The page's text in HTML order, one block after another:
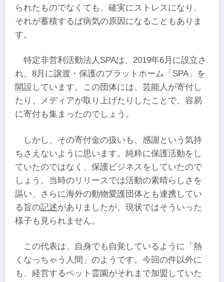
られたものでなくても、確実にストレスになり、
それが蓄積するば病気の原因になることもありま
す。
特定非営利活動法人SPAは、2019年6月に設立さ
れ、8月に譲渡・保護のプラットホーム「SPA」を
開設しています。この団体には、芸能人が寄付し
たり、メディアが取り上げたりしたことで、容易
に寄付も集まったのでしょう。
しかし、その寄付金の扱いも、感謝という気持
ちさえないように思います。純粋に保護活動をし
ていたのではなく、保護ビジネスをしていたので
しょう。当時のリリースでは活動の素晴らしさを
謳い、さらに海外の動物愛護団体とも連携してい
る旨の記述がありましたが、現状ではそういった
様子も見られません。
この代表は、自身でも自覚しているように「熱
くなっちゃう人間」のようです。今回の件以外に
も、経営するペット霊園がそれまで加盟していた